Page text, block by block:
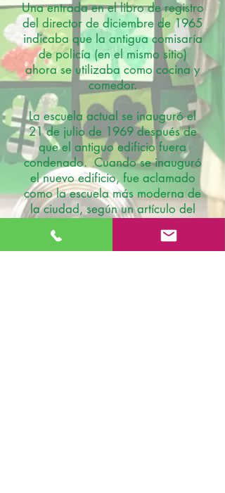
Una entrada en el libro de registro
del director de diciembre de 1965
indicaba que la antigua comisaría
de policía (en el mismo sitio)
ahora se utilizaba como cocina y
comedor.
La escuela actual se inauguró el
21 de julio de 1969 después de
que el antiguo edificio fuera
condenado. Cuando se inauguró
el nuevo edificio, fue aclamado
como la escuela más moderna de
la ciudad, según un artículo del
julio de 1969.
Se describió en el
artículo como "un ejemplo